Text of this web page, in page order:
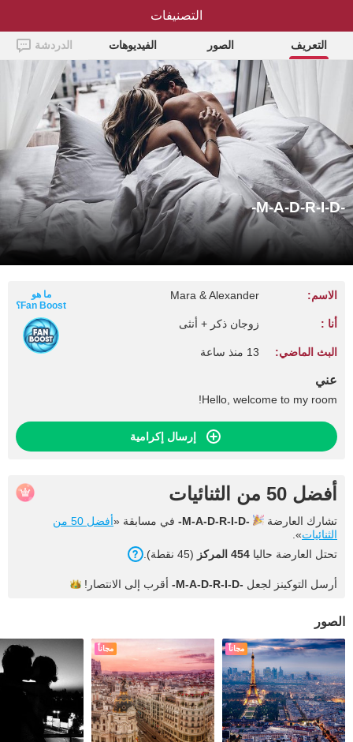
التعريف الصور الفيديوهات الدردشة
-M-A-D-R-I-D-
الاسم: Mara & Alexander
أنا : زوجان ذكر + أنثى
البث الماضي: 13 منذ ساعة
ما هو
Fan Boost؟
عني
Hello, welcome to my room!
إرسال إكرامية
أفضل 50 من الثنائيات
تشارك العارضة -M-A-D-R-I-D- في مسابقة «
أفضل 50 من
الثنائيات».
تحتل العارضة حاليا 454 المركز (45 نقطة).
أرسل التوكينز لجعل -M-A-D-R-I-D- أقرب إلى الانتصار!
الصور
مجاناً مجاناً
التصنيفات